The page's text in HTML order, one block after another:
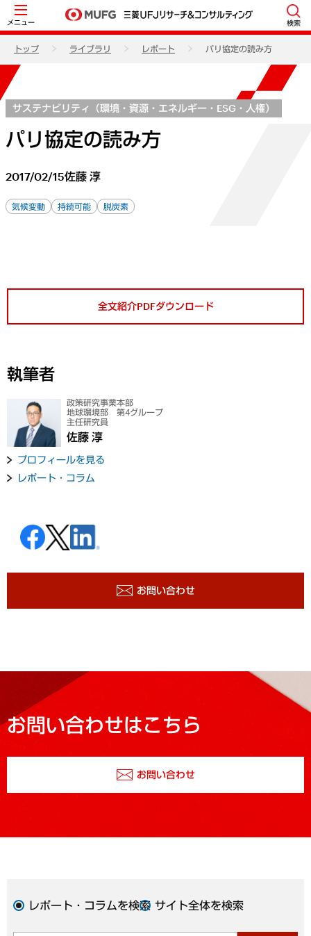
メニュー 検索
トップ ライブラリ レポート パリ協定の読み方
サステナビリティ（環境・資源・エネルギー・ESG・人権）
パリ協定の読み方
2017/02/15佐藤 淳
気候変動 持続可能 脱炭素
全文紹介PDFダウンロード
執筆者
政策研究事業本部
地球環境部 第4グループ
主任研究員
佐藤 淳
プロフィールを見る
レポート・コラム
お問い合わせ
お問い合わせはこちら
お問い合わせ
レポート・コラムを検索 サイト全体を検索